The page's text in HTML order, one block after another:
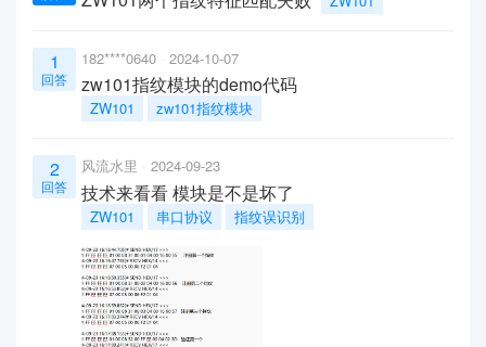
1
回答
182****0640 2024-10-07
zw101指纹模块的demo代码
ZW101 zw101指纹模块
2
回答
风流水里 2024-09-23
技术来看看 模块是不是坏了
ZW101 串口协议 指纹误识别